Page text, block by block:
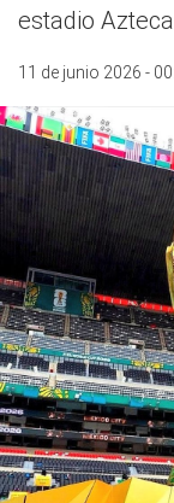
estadio
11 de junio 2026 -